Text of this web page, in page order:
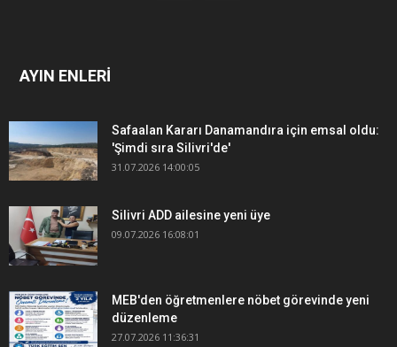
AYIN ENLERİ
Safaalan Kararı Danamandıra için emsal oldu:
'Şimdi sıra Silivri'de'
31.07.2026 14:00:05
Silivri ADD ailesine yeni üye
09.07.2026 16:08:01
MEB'den öğretmenlere nöbet görevinde yeni
düzenleme
27.07.2026 11:36:31